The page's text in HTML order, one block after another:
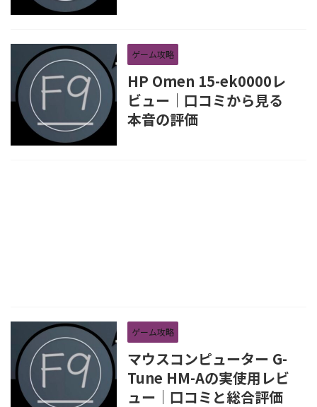
ゲーム攻略
HP Omen 15-ek0000レ
ビュー｜口コミから見る
本音の評価
ゲーム攻略
マウスコンピューター G-
Tune HM-Aの実使用レビ
ュー｜口コミと総合評価